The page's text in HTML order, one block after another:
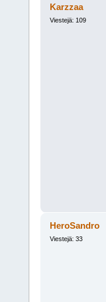
Karzzaa
Viestejä: 109
HeroSandro
Viestejä: 33